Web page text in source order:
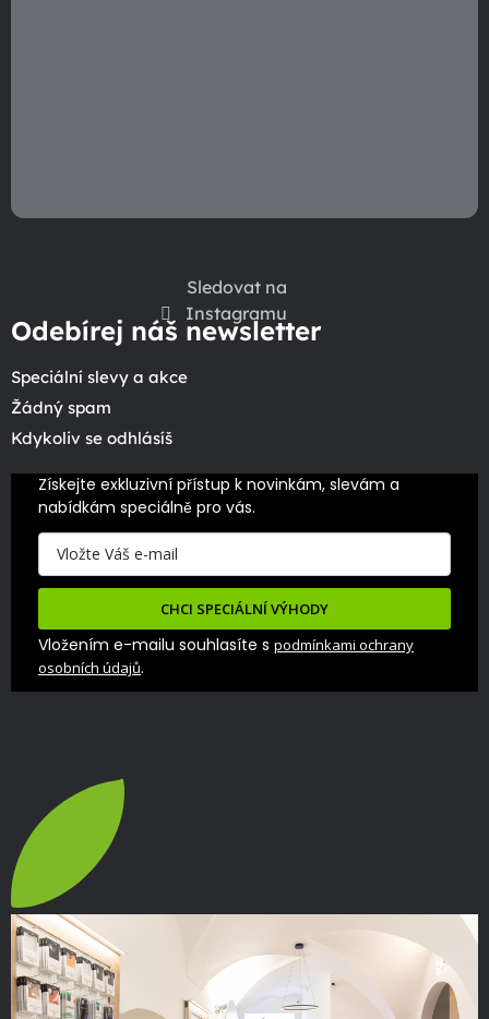
Sledovat na
Instagramu
Odebírej náš newsletter
Speciální slevy a akce
Žádný spam
Kdykoliv se odhlásíš
Získejte exkluzivní přístup k novinkám, slevám a
nabídkám speciálně pro vás.
CHCI SPECIÁLNÍ VÝHODY
Vložením e-mailu souhlasíte s podmínkami ochrany
osobních údajů.